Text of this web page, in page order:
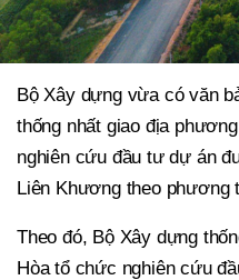
Bộ Xây dựng vừa có văn
thống nhất giao địa
nghiên cứu đầu tư dự án
Liên Khương theo
Theo đó, Bộ Xây dựng
Hòa tổ chức nghiên cứu